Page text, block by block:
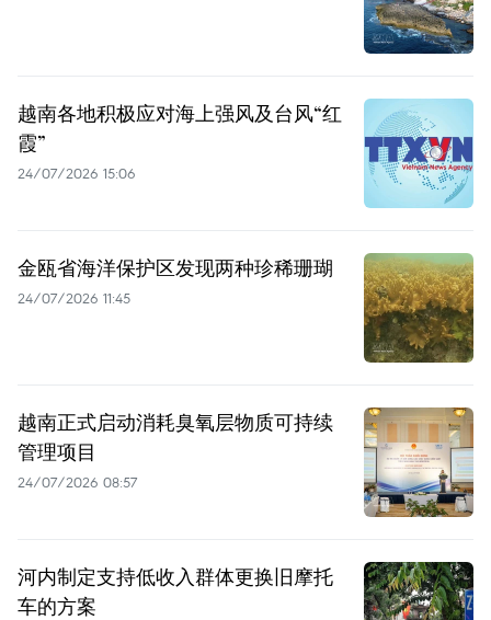
越南各地积极应对海上强风及台风“红
霞”
24/07/2026 15:06
金瓯省海洋保护区发现两种珍稀珊瑚
24/07/2026 11:45
越南正式启动消耗臭氧层物质可持续
管理项目
24/07/2026 08:57
河内制定支持低收入群体更换旧摩托
车的方案